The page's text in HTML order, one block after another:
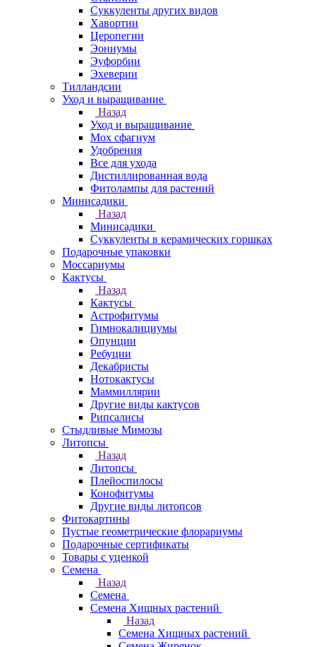
Суккуленты других видов
Хавортии
Церопегии
Эониумы
Эуфорбии
Эхеверии
Тилландсии
Уход и выращивание
Назад
Уход и выращивание
Мох сфагнум
Удобрения
Все для ухода
Дистиллированная вода
Фитолампы для растений
Минисадики
Назад
Минисадики
Суккуленты в керамических горшках
Подарочные упаковки
Моссариумы
Кактусы
Назад
Кактусы
Астрофитумы
Гимнокалициумы
Опунции
Ребуции
Декабристы
Нотокактусы
Маммиллярии
Другие виды кактусов
Рипсалисы
Стыдливые Мимозы
Литопсы
Назад
Литопсы
Плейоспилосы
Конофитумы
Другие виды литопсов
Фитокартины
Пустые геометрические флорариумы
Подарочные сертификаты
Товары с уценкой
Семена
Назад
Семена
Семена Хищных растений
Назад
Семена Хищных растений